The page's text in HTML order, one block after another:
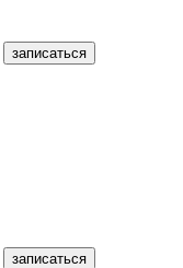
записаться
записаться